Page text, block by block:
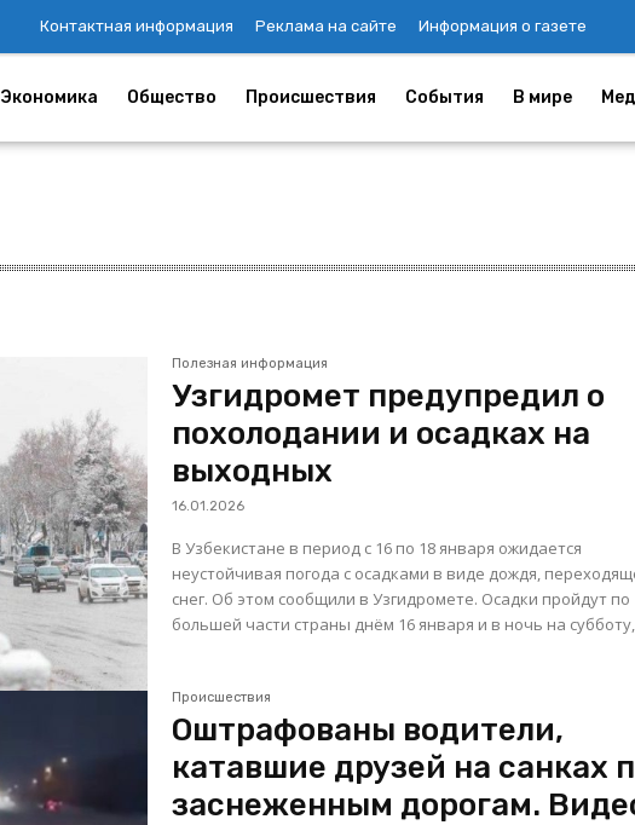
Контактная информация Реклама на сайте Информация о газете
Экономика Общество Происшествия События В мире
Полезная информация
Узгидромет предупредил о
похолодании и осадках на
выходных
16.01.2026
В Узбекистане в период с 16 по 18 января ожидается
неустойчивая погода с осадками в виде дождя,
снег. Об этом сообщили в Узгидромете. Осадки пройдут по
большей части страны днём 16 января и в ночь на субботу,
Происшествия
Оштрафованы водители,
катавшие друзей на санках
заснеженным дорогам.